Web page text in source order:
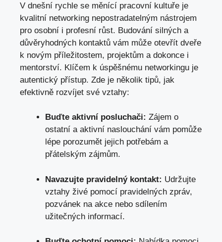
V dnešní rychle se měnící‌ pracovní kultuře je
kvalitní networking nepostradatelným nástrojem
pro osobní i profesní růst. Budování silných a
důvěryhodných kontaktů vám může otevřít dveře
k novým příležitostem, projektům⁤ a dokonce i
mentorství. Klíčem ‍k‌ úspěšnému ⁤networkingu je
autentický přístup. ⁤Zde je několik tipů, ‍jak
efektivně ‍rozvíjet ⁢své vztahy:
Buďte aktivní posluchači: Zájem o
ostatní a aktivní ⁢naslouchání vám ⁢pomůže
lépe porozumět jejich ‍potřebám a
přátelským zájmům.
Navazujte pravidelný ​kontakt: Udržujte‍
vztahy živé pomocí pravidelných zpráv,
pozvánek na‌ akce nebo sdílením
užitečných informací.